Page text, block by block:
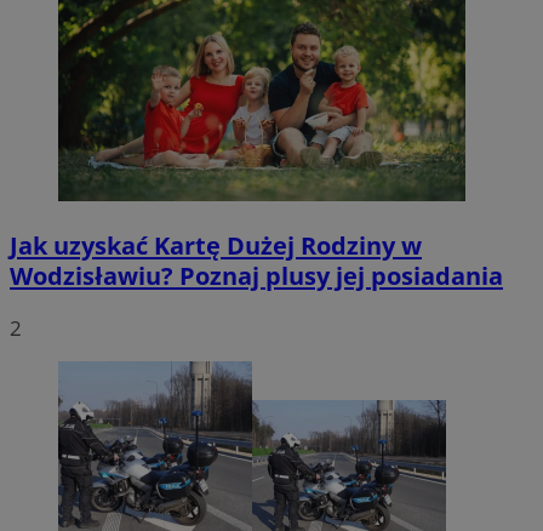
Jak uzyskać Kartę Dużej Rodziny w
Wodzisławiu? Poznaj plusy jej posiadania
2